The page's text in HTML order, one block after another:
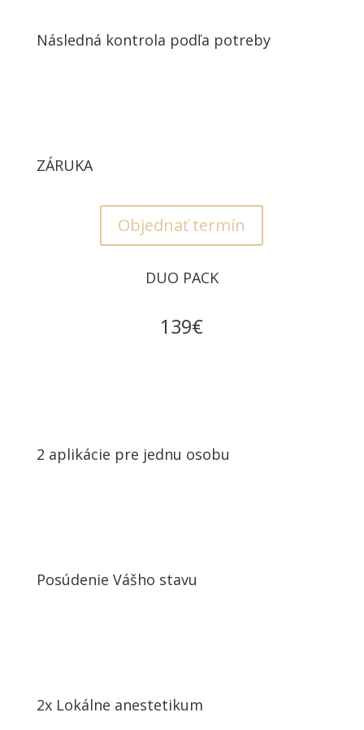
Následná kontrola podľa potreby
ZÁRUKA
Objednať termín
DUO PACK
139€
2 aplikácie pre jednu osobu
Posúdenie Vášho stavu
2x Lokálne anestetikum